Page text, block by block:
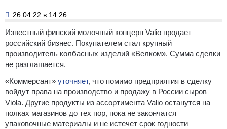
26.04.22 в 14:26
Известный финский молочный концерн Valio продает
российский бизнес. Покупателем стал крупный
производитель колбасных изделий «Велком». Сумма сделки
не разглашается.
«Коммерсант» уточняет, что помимо предприятия в сделку
войдут права на производство и продажу в России сыров
Viola. Другие продукты из ассортимента Valio останутся на
полках магазинов до тех пор, пока не закончатся
упаковочные материалы и не истечет срок годности